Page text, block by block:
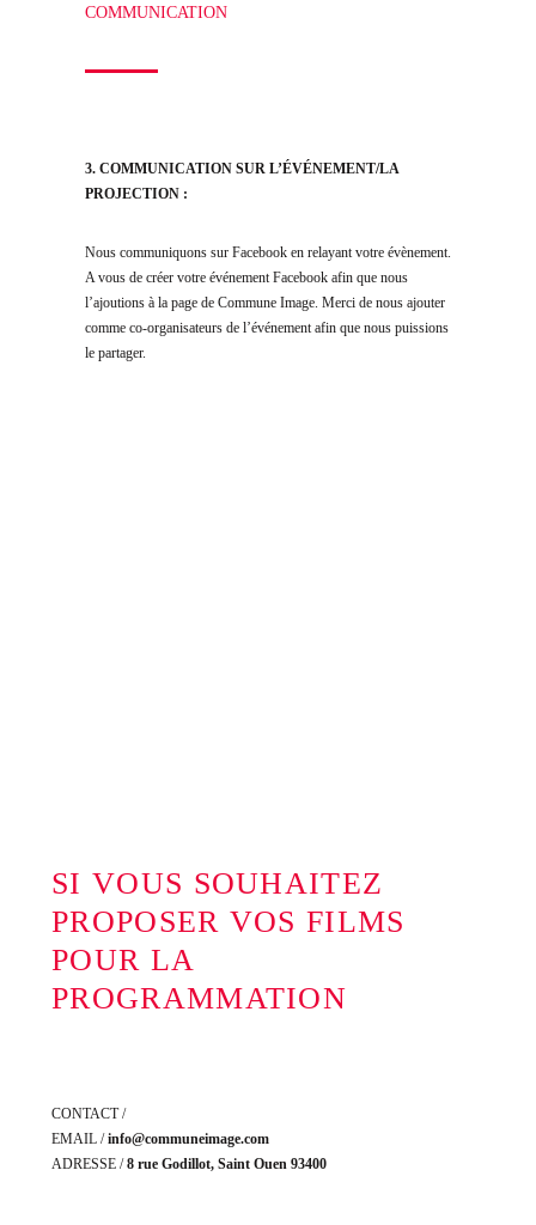
COMMUNICATION
3. COMMUNICATION SUR L’ÉVÉNEMENT/LA
PROJECTION :
Nous communiquons sur Facebook en relayant votre évènement.
A vous de créer votre événement Facebook afin que nous
l’ajoutions à la page de Commune Image. Merci de nous ajouter
comme co-organisateurs de l’événement afin que nous puissions
le partager.
SI VOUS SOUHAITEZ
PROPOSER VOS FILMS
POUR LA
PROGRAMMATION
CONTACT /
EMAIL /info@communeimage.com
ADRESSE /8 rue Godillot, Saint Ouen 93400